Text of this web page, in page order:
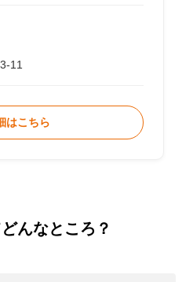
11
はこちら
んなところ？